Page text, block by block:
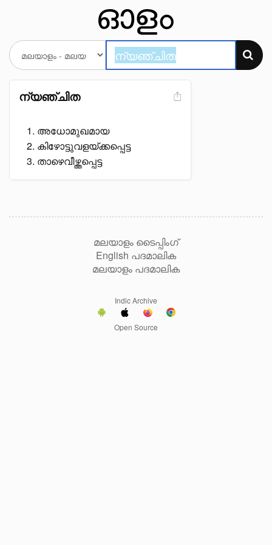
ന്യഞ്ചിത
അധോമുഖമായ
കിഴോട്ടുവളയ്ക്കപ്പെട്ട
താഴെവീഴ്ത്തപ്പെട്ട
മലയാളം ടൈപ്പിംഗ്
English പദമാലിക
മലയാളം പദമാലിക
Indic Archive
Open Source